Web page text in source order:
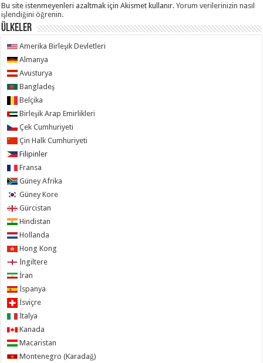
Bu site istenmeyenleri azaltmak için Akismet kullanır.Yorum verilerinizin nasıl
işlendiğini öğrenin.
ÜLKELER
Amerika Birleşik Devletleri
Almanya
Avusturya
Bangladeş
Belçika
Birleşik Arap Emirlikleri
Çek Cumhuriyeti
Çin Halk Cumhuriyeti
Filipinler
Fransa
Güney Afrika
Güney Kore
Gürcistan
Hindistan
Hollanda
Hong Kong
İngiltere
İran
İspanya
İsviçre
İtalya
Kanada
Macaristan
Montenegro (Karadağ)